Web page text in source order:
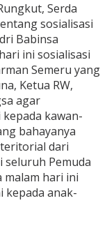
Serda
sosialisasi
Babinsa
ini sosialisasi
Semeru yang
Ketua RW,
agar
kawan-
bahayanya
dari
seluruh Pemuda
hari ini
kepada anak-